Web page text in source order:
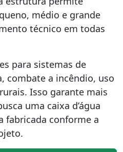
médio e grande
técnico em todas
para sistemas de
combate a incêndio, uso
Isso garante mais
uma caixa d’água
fabricada conforme a